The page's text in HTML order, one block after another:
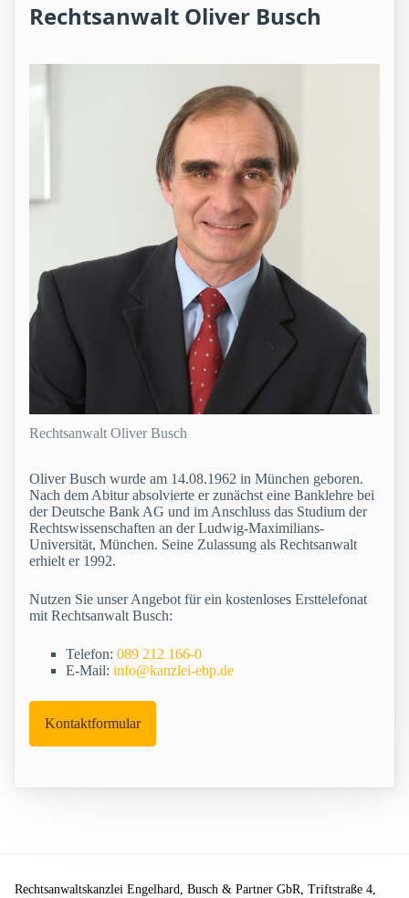
Rechtsanwalt Oliver Busch
Rechtsanwalt Oliver Busch
Oliver Busch wurde am 14.08.1962 in München geboren.
Nach dem Abitur absolvierte er zunächst eine Banklehre bei
der Deutsche Bank AG und im Anschluss das Studium der
Rechtswissenschaften an der Ludwig-Maximilians-
Universität, München. Seine Zulassung als Rechtsanwalt
erhielt er 1992.
Nutzen Sie unser Angebot für ein kostenloses Ersttelefonat
mit Rechtsanwalt Busch:
Telefon: 089 212 166-0
E-Mail: info@kanzlei-ebp.de
Kontaktformular
Rechtsanwaltskanzlei Engelhard, Busch & Partner GbR, Triftstraße 4,